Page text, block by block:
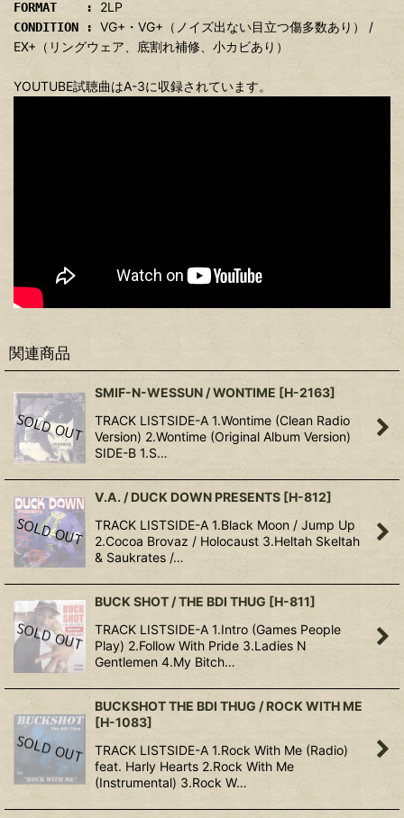
FORMAT : 2LP
CONDITION : VG+・VG+（ノイズ出ない目立つ傷多数あり） /
EX+（リングウェア、底割れ補修、小カビあり）
YOUTUBE試聴曲はA-3に収録されています。
関連商品
SMIF-N-WESSUN / WONTIME [H-2163]
TRACK LISTSIDE-A 1.Wontime (Clean Radio
Version) 2.Wontime (Original Album Version)
SIDE-B 1.S…
V.A. / DUCK DOWN PRESENTS [H-812]
TRACK LISTSIDE-A 1.Black Moon / Jump Up
2.Cocoa Brovaz / Holocaust 3.Heltah Skeltah
& Saukrates /…
BUCK SHOT / THE BDI THUG [H-811]
TRACK LISTSIDE-A 1.Intro (Games People
Play) 2.Follow With Pride 3.Ladies N
Gentlemen 4.My Bitch…
BUCKSHOT THE BDI THUG / ROCK WITH ME
[H-1083]
TRACK LISTSIDE-A 1.Rock With Me (Radio)
feat. Harly Hearts 2.Rock With Me
(Instrumental) 3.Rock W…